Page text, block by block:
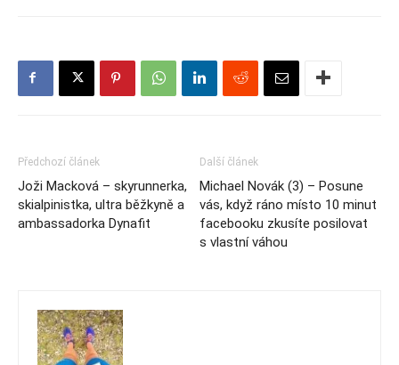
Předchozí článek
Joži Macková – skyrunnerka,
skialpinistka, ultra běžkyně a
ambassadorka Dynafit
Další článek
Michael Novák (3) – Posune
vás, když ráno místo 10 minut
facebooku zkusíte posilovat
s vlastní váhou